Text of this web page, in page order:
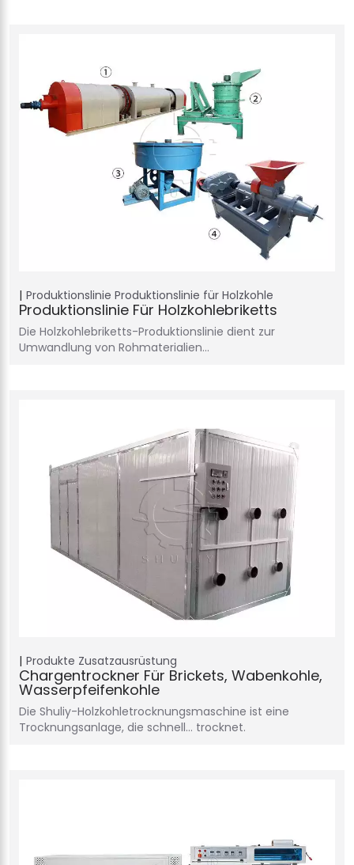
Produktionslinie Produktionslinie für Holzkohle
Produktionslinie Für Holzkohlebriketts
Die Holzkohlebriketts-Produktionslinie dient zur
Umwandlung von Rohmaterialien…
Produkte Zusatzausrüstung
Chargentrockner Für Brickets, Wabenkohle,
Wasserpfeifenkohle
Die Shuliy-Holzkohletrocknungsmaschine ist eine
Trocknungsanlage, die schnell… trocknet.